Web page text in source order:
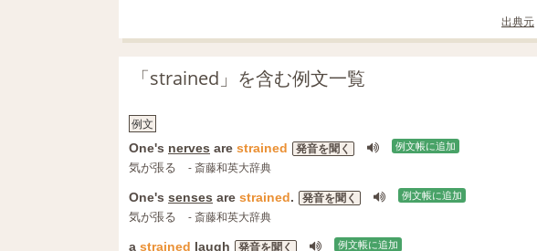
出典元
「strained」を含む例文一覧
例文
One's nerves are strained 発音を聞く 例文帳に追加
気が張る - 斎藤和英大辞典
One's senses are strained. 発音を聞く 例文帳に追加
気が張る - 斎藤和英大辞典
a strained laugh 発音を聞く 例文帳に追加